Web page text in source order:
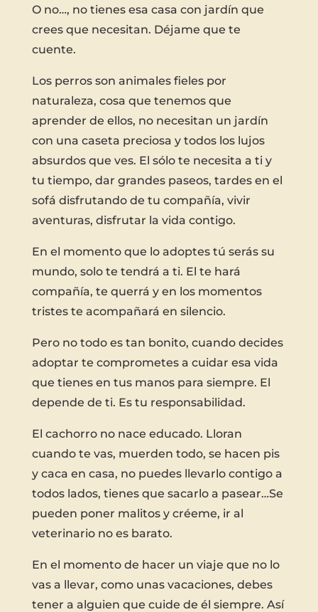
O no…, no tienes esa casa con jardín que
crees que necesitan. Déjame que te
cuente.
Los perros son animales fieles por
naturaleza, cosa que tenemos que
aprender de ellos, no necesitan un jardín
con una caseta preciosa y todos los lujos
absurdos que ves. El sólo te necesita a ti y
tu tiempo, dar grandes paseos, tardes en el
sofá disfrutando de tu compañía, vivir
aventuras, disfrutar la vida contigo.
En el momento que lo adoptes tú serás su
mundo, solo te tendrá a ti. El te hará
compañía, te querrá y en los momentos
tristes te acompañará en silencio.
Pero no todo es tan bonito, cuando decides
adoptar te comprometes a cuidar esa vida
que tienes en tus manos para siempre. El
depende de ti. Es tu responsabilidad.
El cachorro no nace educado. Lloran
cuando te vas, muerden todo, se hacen pis
y caca en casa, no puedes llevarlo contigo a
todos lados, tienes que sacarlo a pasear…Se
pueden poner malitos y créeme, ir al
veterinario no es barato.
En el momento de hacer un viaje que no lo
vas a llevar, como unas vacaciones, debes
tener a alguien que cuide de él siempre. Así